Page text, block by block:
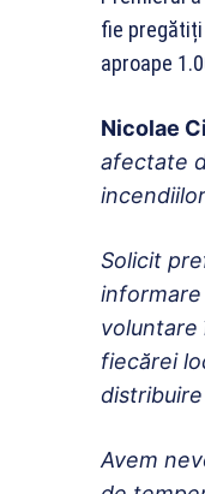
fie
aproape
Nicolae
afectate
Solicit
informare
voluntare
fiecărei
Avem